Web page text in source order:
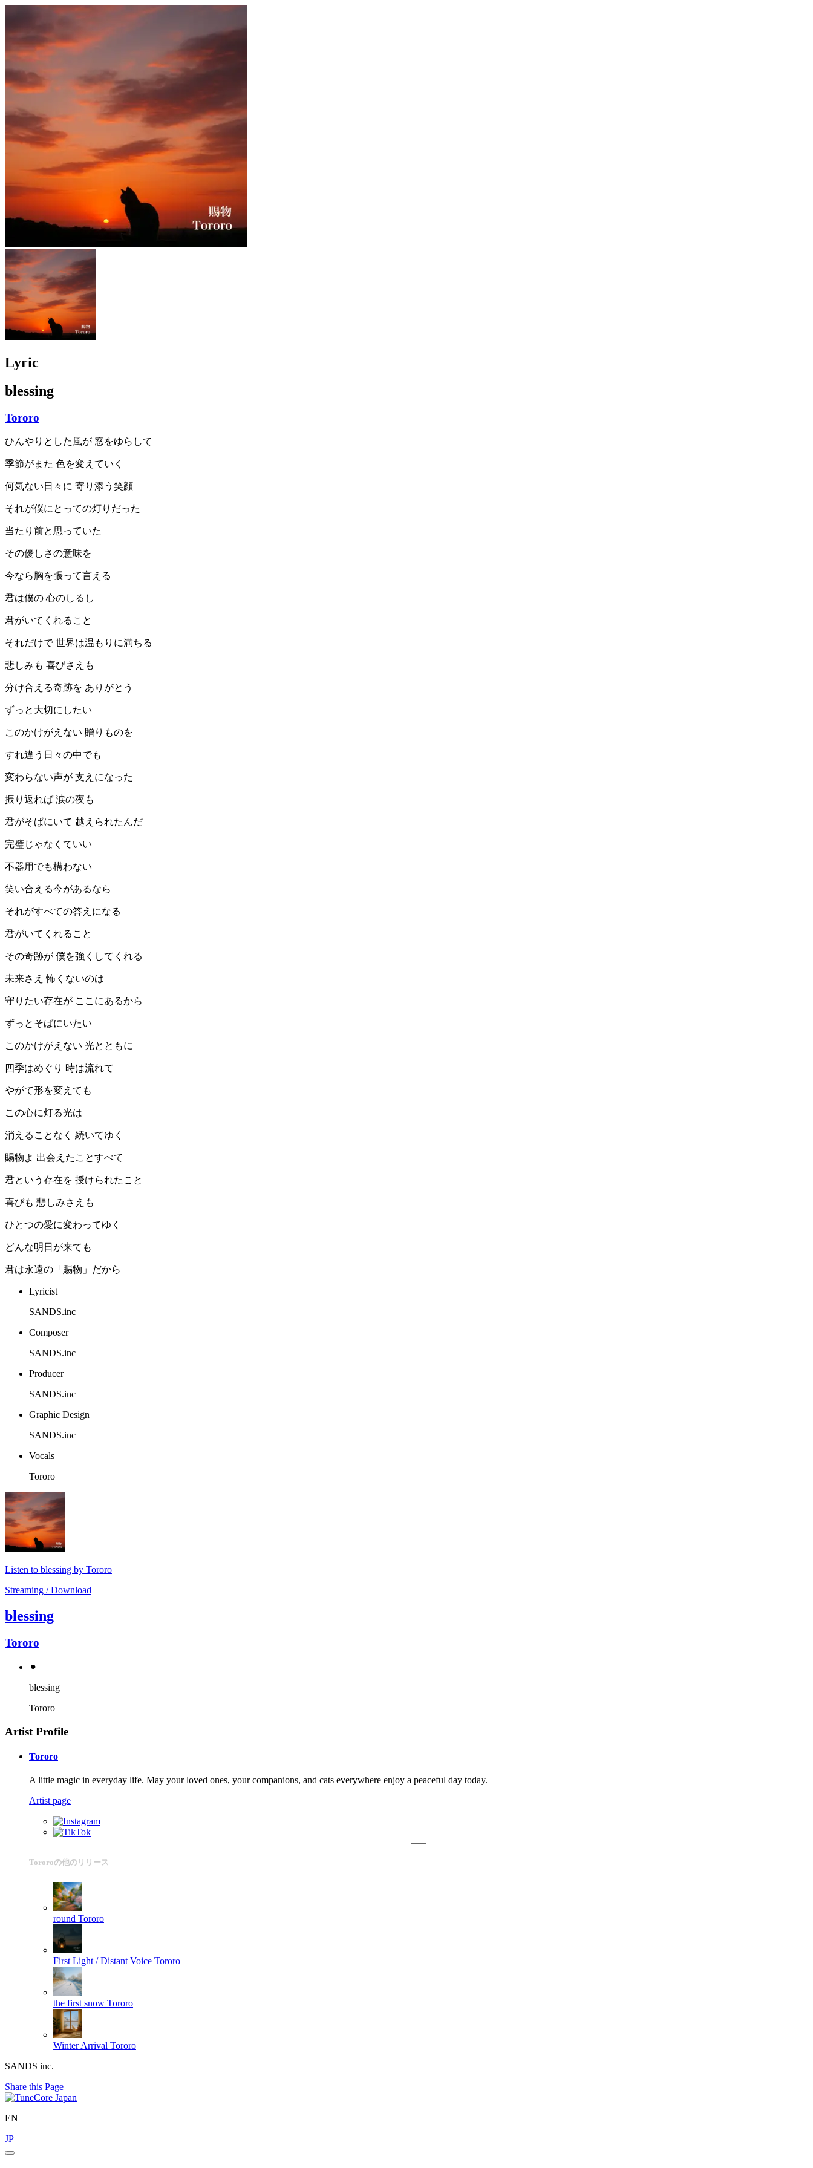
Lyric
blessing
Tororo
ひんやりとした風が 窓をゆらして
季節がまた 色を変えていく
何気ない日々に 寄り添う笑顔
それが僕にとっての灯りだった
当たり前と思っていた
その優しさの意味を
今なら胸を張って言える
君は僕の 心のしるし
君がいてくれること
それだけで 世界は温もりに満ちる
悲しみも 喜びさえも
分け合える奇跡を ありがとう
ずっと大切にしたい
このかけがえない 贈りものを
すれ違う日々の中でも
変わらない声が 支えになった
振り返れば 涙の夜も
君がそばにいて 越えられたんだ
完璧じゃなくていい
不器用でも構わない
笑い合える今があるなら
それがすべての答えになる
君がいてくれること
その奇跡が 僕を強くしてくれる
未来さえ 怖くないのは
守りたい存在が ここにあるから
ずっとそばにいたい
このかけがえない 光とともに
四季はめぐり 時は流れて
やがて形を変えても
この心に灯る光は
消えることなく 続いてゆく
賜物よ 出会えたことすべて
君という存在を 授けられたこと
喜びも 悲しみさえも
ひとつの愛に変わってゆく
どんな明日が来ても
君は永遠の「賜物」だから
Lyricist
SANDS.inc
Composer
SANDS.inc
Producer
SANDS.inc
Graphic Design
SANDS.inc
Vocals
Tororo
Listen to blessing by Tororo
Streaming / Download
blessing
Tororo
⚫︎
blessing
Tororo
Artist Profile
Tororo
A little magic in everyday life. May your loved ones, your companions, and cats everywhere enjoy a peaceful day today.
Artist page
Tororoの他のリリース
round Tororo
First Light / Distant Voice Tororo
the first snow Tororo
Winter Arrival Tororo
SANDS inc.
Share this Page
EN
JP